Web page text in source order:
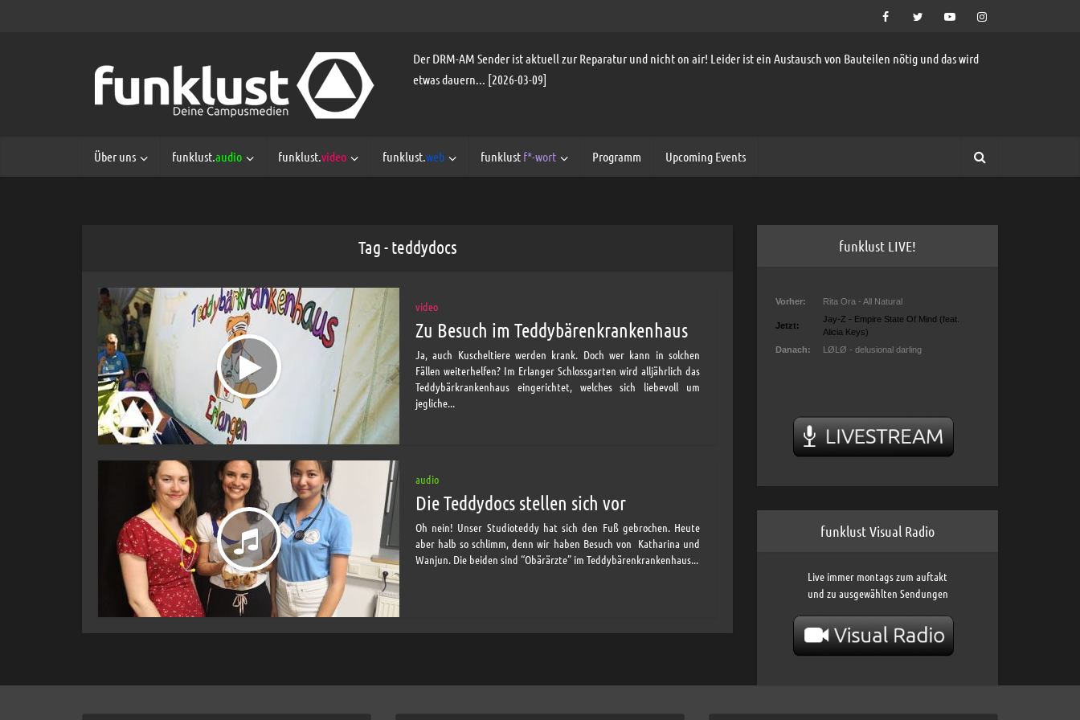
Der DRM-AM Sender ist aktuell zur Reparatur und nicht on air! Leider ist ein Austausch von Bauteilen nötig und das wird
etwas dauern... [2026-03-09]
Über uns funklust.audio funklust.video funklust.web funklust f*-wort Programm Upcoming Events
Tag - teddydocs
video
Zu Besuch im Teddybärenkrankenhaus
Ja, auch Kuscheltiere werden krank. Doch wer kann in solchen
Fällen weiterhelfen? Im Erlanger Schlossgarten wird alljährlich das
Teddybärkrankenhaus eingerichtet, welches sich liebevoll um
jegliche...
audio
Die Teddydocs stellen sich vor
Oh nein! Unser Studioteddy hat sich den Fuß gebrochen. Heute
aber halb so schlimm, denn wir haben Besuch von Katharina und
Wanjun. Die beiden sind “Obärärzte” im Teddybärenkrankenhaus...
funklust LIVE!
funklust Visual Radio
Live immer montags zum auftakt
und zu ausgewählten Sendungen